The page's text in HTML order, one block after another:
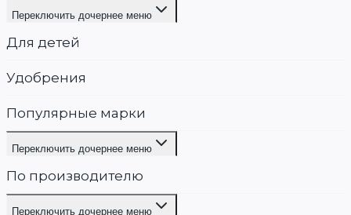
Переключить дочернее меню
Для детей
Удобрения
Популярные марки
Переключить дочернее меню
По производителю
Переключить дочернее меню